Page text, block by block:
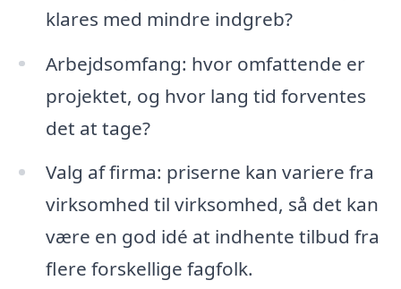
klares med mindre indgreb?
Arbejdsomfang: hvor omfattende er
projektet, og hvor lang tid forventes
det at tage?
Valg af firma: priserne kan variere fra
virksomhed til virksomhed, så det kan
være en god idé at indhente tilbud fra
flere forskellige fagfolk.